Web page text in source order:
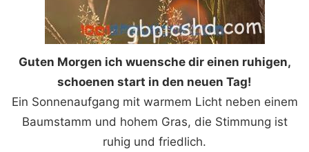
Guten Morgen ich wuensche dir einen ruhigen,
schoenen start in den neuen Tag!
Ein Sonnenaufgang mit warmem Licht neben einem
Baumstamm und hohem Gras, die Stimmung ist
ruhig und friedlich.